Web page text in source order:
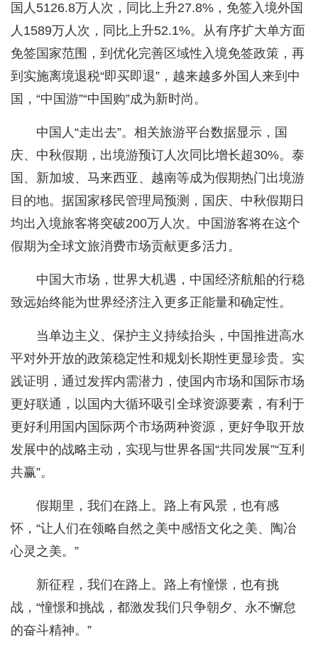
国人5126.8万人次，同比上升27.8%，免签入境外国
人1589万人次，同比上升52.1%。从有序扩大单方面
免签国家范围，到优化完善区域性入境免签政策，再
到实施离境退税“即买即退”，越来越多外国人来到中
国，“中国游”“中国购”成为新时尚。
中国人“走出去”。相关旅游平台数据显示，国
庆、中秋假期，出境游预订人次同比增长超30%。泰
国、新加坡、马来西亚、越南等成为假期热门出境游
目的地。据国家移民管理局预测，国庆、中秋假期日
均出入境旅客将突破200万人次。中国游客将在这个
假期为全球文旅消费市场贡献更多活力。
中国大市场，世界大机遇，中国经济航船的行稳
致远始终能为世界经济注入更多正能量和确定性。
当单边主义、保护主义持续抬头，中国推进高水
平对外开放的政策稳定性和规划长期性更显珍贵。实
践证明，通过发挥内需潜力，使国内市场和国际市场
更好联通，以国内大循环吸引全球资源要素，有利于
更好利用国内国际两个市场两种资源，更好争取开放
发展中的战略主动，实现与世界各国“共同发展”“互利
共赢”。
假期里，我们在路上。路上有风景，也有感
怀，“让人们在领略自然之美中感悟文化之美、陶冶
心灵之美。”
新征程，我们在路上。路上有憧憬，也有挑
战，“憧憬和挑战，都激发我们只争朝夕、永不懈怠
的奋斗精神。”